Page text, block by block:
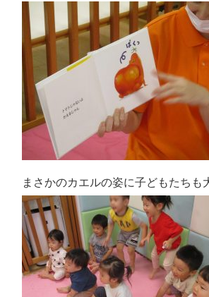
まさかのカエルの姿に子どもたちも